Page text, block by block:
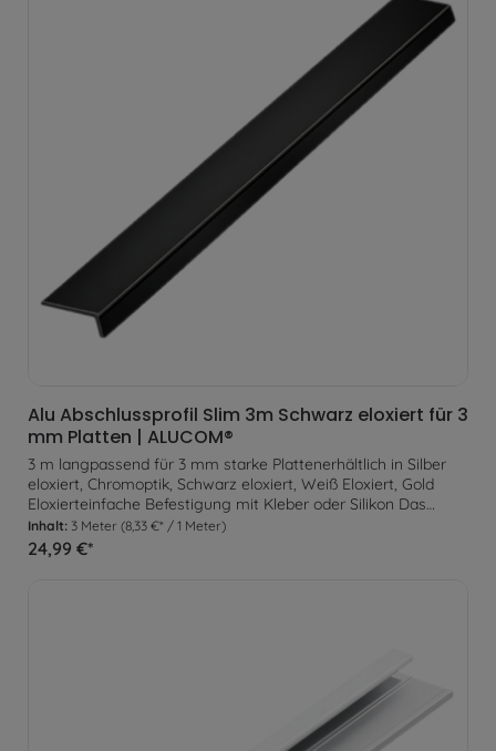
Alu Abschlussprofil Slim 3m Schwarz eloxiert für 3
mm Platten | ALUCOM®
3 m langpassend für 3 mm starke Plattenerhältlich in Silber
eloxiert, Chromoptik, Schwarz eloxiert, Weiß Eloxiert, Gold
Eloxierteinfache Befestigung mit Kleber oder Silikon Das
Abschlussprofil eignet sich optimal um an einsehbaren
Plattenenden ein gleichmäßigen Abschluss zu erzeugen. Zur
Inhalt: 3 Meter (8,33 €* / 1 Meter)
24,99 €*